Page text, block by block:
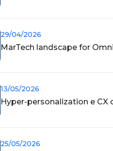
29/04/2026
MarTech landscape for
13/05/2026
Hyper-personalization e
25/05/2026